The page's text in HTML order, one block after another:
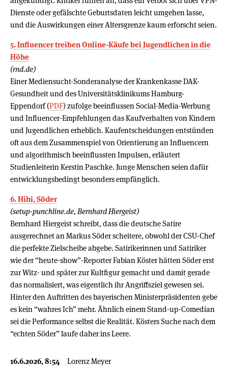
Dienste oder gefälschte Geburtsdaten leicht umgehen lasse,
und die Auswirkungen einer Altersgrenze kaum erforscht seien.
5. Influencer treiben Online-Käufe bei Jugendlichen in die
Höhe
(rnd.de)
Einer Mediensucht-Sonderanalyse der Krankenkasse DAK-
Gesundheit und des Universitätsklinikums Hamburg-
Eppendorf (PDF) zufolge beeinflussen Social-Media-Werbung
und Influencer-Empfehlungen das Kaufverhalten von Kindern
und Jugendlichen erheblich. Kaufentscheidungen entstünden
oft aus dem Zusammenspiel von Orientierung an Influencern
und algorithmisch beeinflussten Impulsen, erläutert
Studienleiterin Kerstin Paschke. Junge Menschen seien dafür
entwicklungsbedingt besonders empfänglich.
6. Hihi, Söder
(setup-punchline.de, Bernhard Hiergeist)
Bernhard Hiergeist schreibt, dass die deutsche Satire
ausgerechnet an Markus Söder scheitere, obwohl der CSU-Chef
die perfekte Zielscheibe abgebe. Satirikerinnen und Satiriker
wie der “heute-show”-Reporter Fabian Köster hätten Söder erst
zur Witz- und später zur Kultfigur gemacht und damit gerade
das normalisiert, was eigentlich ihr Angriffsziel gewesen sei.
Hinter den Auftritten des bayerischen Ministerpräsidenten gebe
es kein “wahres Ich” mehr. Ähnlich einem Stand-up-Comedian
sei die Performance selbst die Realität. Kösters Suche nach dem
“echten Söder” laufe daher ins Leere.
16.6.2026, 8:54 Lorenz Meyer